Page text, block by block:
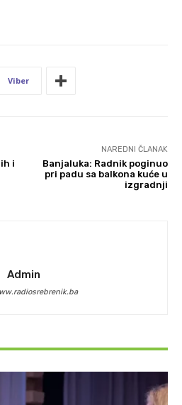
Viber
i
NAREDNI ČLANAK
Banjaluka: Radnik poginuo
pri padu sa balkona kuće u
izgradnji
Admin